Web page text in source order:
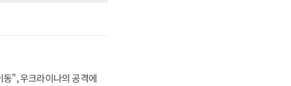
", 우크라이나의 공격에